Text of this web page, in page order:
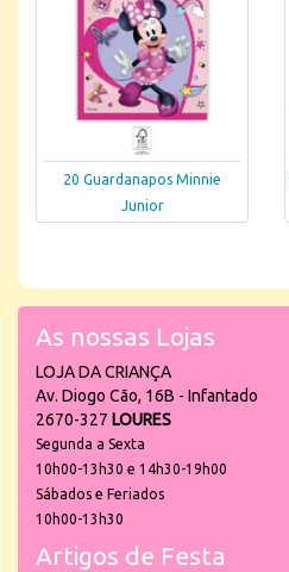
20 Guardanapos Minnie
Junior
As nossas Lojas
LOJA DA CRIANÇA
Av. Diogo Cão, 16B - Infantado
2670-327 LOURES
Segunda a Sexta
10h00-13h30 e 14h30-19h00
Sábados e Feriados
10h00-13h30
Artigos de Festa